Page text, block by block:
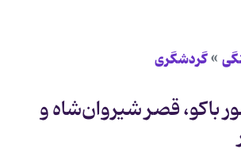
گردشگری
باكو، قصر شیروان‌شاه و